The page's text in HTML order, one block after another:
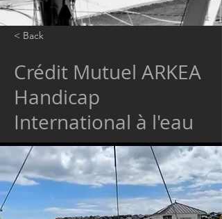
< Back
Crédit Mutuel ARKEA
Handicap
International à l'eau